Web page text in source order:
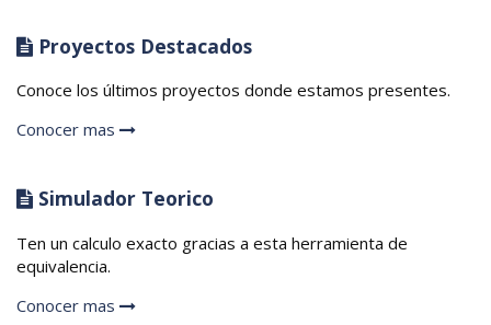
Proyectos Destacados
Conoce los últimos proyectos donde estamos presentes.
Conocer mas
Simulador Teorico
Ten un calculo exacto gracias a esta herramienta de
equivalencia.
Conocer mas